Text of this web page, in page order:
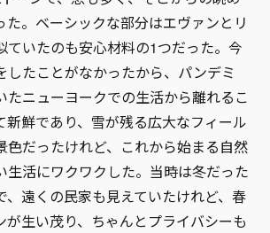
た。ベーシックな部分はエヴァンとリ
ていたのも安心材料の1つだった。今
したことがなかったから、パンデミ
たニューヨークでの生活から離れるこ
新鮮であり、雪が残る広大なフィール
色だったけれど、これから始まる自然
生活にワクワクした。当時は冬だった
、遠くの民家も見えていたけれど、春
が生い茂り、ちゃんとプライバシーも